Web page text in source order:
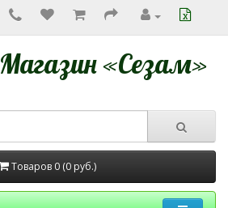
Магазин «Сезам»
Товаров 0 (0 руб.)